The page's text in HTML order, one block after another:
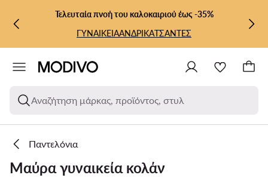
ΜΕΤΆΒΑΣΗ ΣΤΟ ΚΎΡΙΟ ΠΕΡΙΕΧΌΜΕΝΟ
ΜΕΤΆΒΑΣΗ ΣΤΗΝ ΑΝΑΖΉΤΗΣΗ
Τελευταία πνοή του καλοκαιριού έως -35%
ΓΥΝΑΙΚΕΙΑΑΝΔΡΙΚΑΤΣΑΝΤΕΣ
Αναζήτηση μάρκας, προϊόντος, στυλ
Παντελόνια
Μαύρα γυναικεία κολάν